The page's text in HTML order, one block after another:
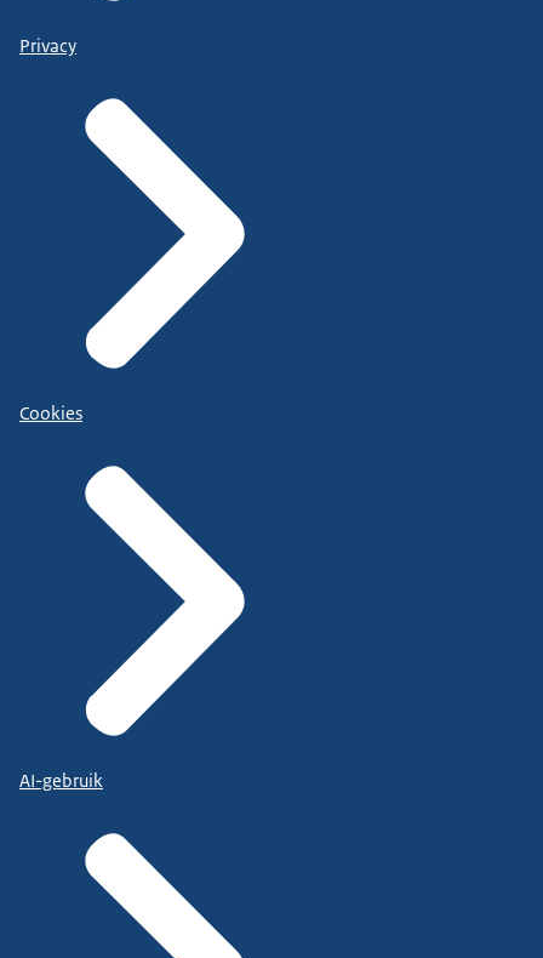
Privacy
Cookies
AI-gebruik